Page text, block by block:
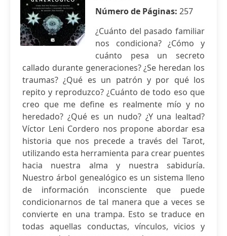
Número de Páginas: 257
¿Cuánto del pasado familiar
nos condiciona? ¿Cómo y
cuánto pesa un secreto
callado durante generaciones? ¿Se heredan los
traumas? ¿Qué es un patrón y por qué los
repito y reproduzco? ¿Cuánto de todo eso que
creo que me define es realmente mío y no
heredado? ¿Qué es un nudo? ¿Y una lealtad?
Víctor Leni Cordero nos propone abordar esa
historia que nos precede a través del Tarot,
utilizando esta herramienta para crear puentes
hacia nuestra alma y nuestra sabiduría.
Nuestro árbol genealógico es un sistema lleno
de información inconsciente que puede
condicionarnos de tal manera que a veces se
convierte en una trampa. Esto se traduce en
todas aquellas conductas, vínculos, vicios y